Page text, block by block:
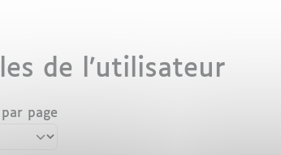
de l’utilisateur
page